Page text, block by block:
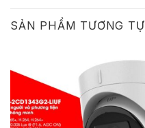
SẢN PHẨM TƯƠNG TỰ